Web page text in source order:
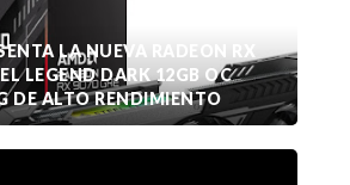
LA NUEVA RADEON RX
LEGEND DARK 12GB OC
DE ALTO RENDIMIENTO